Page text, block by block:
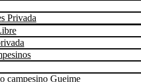
Privada
campesino Gueime